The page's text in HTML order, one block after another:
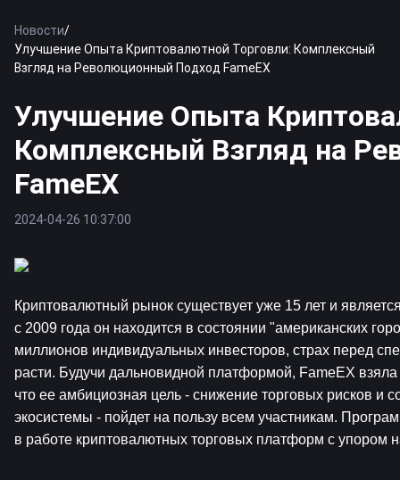
Новости/
Улучшение Опыта Криптовалютной Торговли: Комплексный
Взгляд на Революционный Подход FameEX
Улучшение Опыта
Комплексный Взгляд на
FameEX
2024-04-26 10:37:00
Криптовалютный рынок существует уже 15 лет и
с 2009 года он находится в состоянии "американских
миллионов индивидуальных инвесторов, страх перед
расти. Будучи дальновидной платформой, FameEX
что ее амбициозная цель - снижение торговых рисков и
экосистемы - пойдет на пользу всем участникам.
в работе криптовалютных торговых платформ с упором